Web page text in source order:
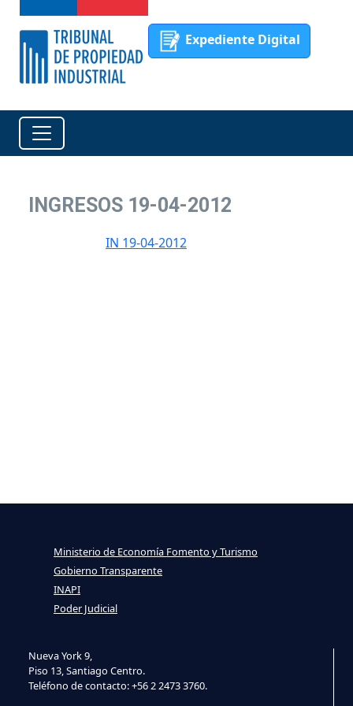
Expediente Digital
INGRESOS 19-04-2012
IN 19-04-2012
Nueva York 9,
Piso 13, Santiago Centro.
Teléfono de contacto: +56 2 2473 3760.
Ministerio de Economía Fomento y Turismo
Gobierno Transparente
INAPI
Poder Judicial